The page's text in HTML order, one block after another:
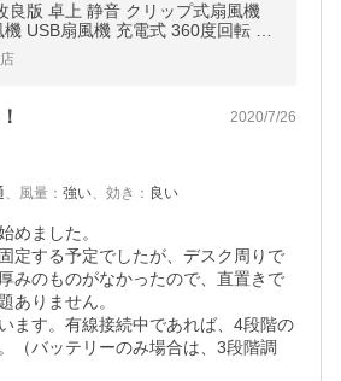
良版 卓上 静音 クリップ式扇風機
USB扇風機 充電式 360度回転 風
節 ハンディ おしゃれ 2WAY給電
付
2020/7/26
、 風量 ： 強い、 効き ： 良い
めました。
定する予定でしたが、デスク周りで
みのものがなかったので、直置きで
ありません。
ます。有線接続中であれば、4段階の
（バッテリーのみ場合は、3段階調